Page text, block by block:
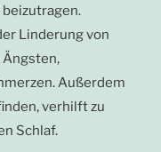
Linderung von
Ängsten,
Außerdem
verhilft zu
Schlaf.